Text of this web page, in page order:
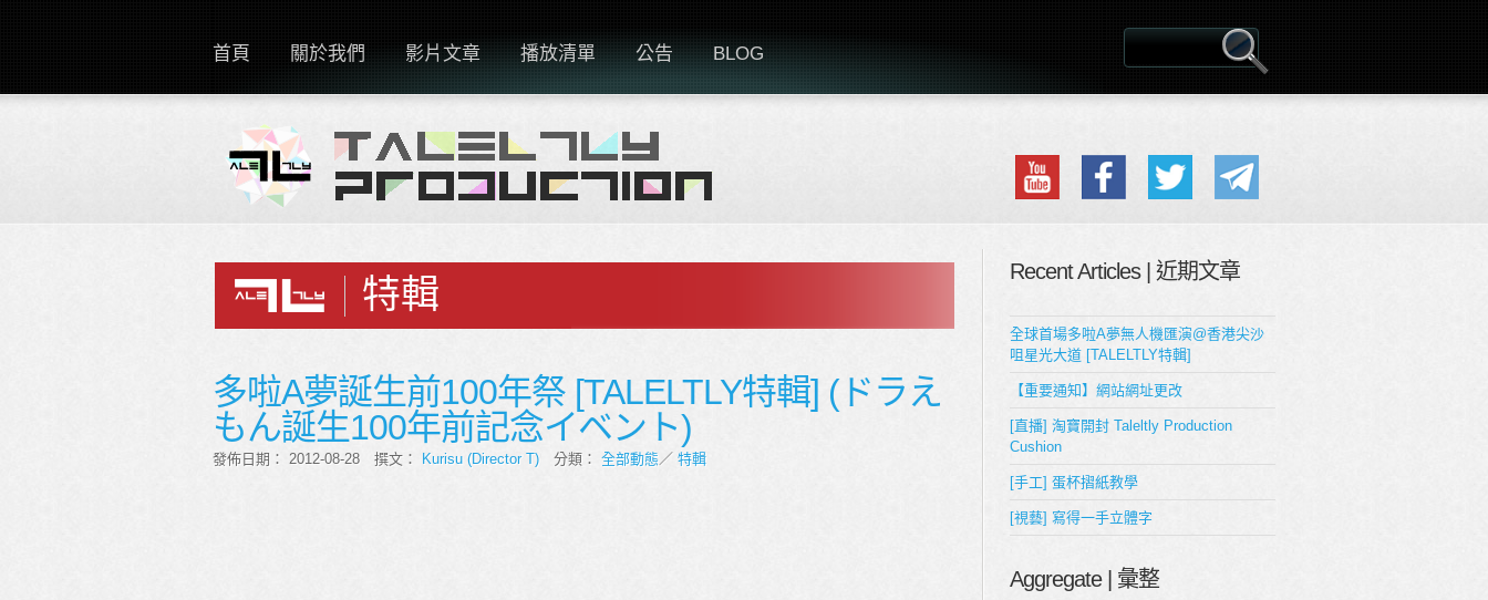
首頁 關於我們 影片文章 播放清單 公告 BLOG
特輯
多啦A夢誕生前100年祭 [TALELTLY特輯] (ドラえ
もん誕生100年前記念イベント)
發佈日期： 2012-08-28 撰文： Kurisu (Director T) 分類： 全部動態／ 特輯
Recent Articles | 近期文章
全球首場多啦A夢無人機匯演@香港尖沙
咀星光大道 [TALELTLY特輯]
【重要通知】網站網址更改
[直播] 淘寶開封 Taleltly Production
Cushion
[手工] 蛋杯摺紙教學
[視藝] 寫得一手立體字
Aggregate | 彙整